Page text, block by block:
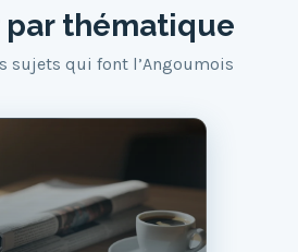
par thématique
sujets qui font l’Angoumois